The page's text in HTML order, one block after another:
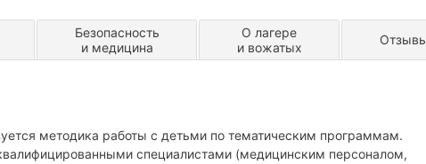
Безопасность
и медицина
О лагере
и вожатых
методика работы с детьми по тематическим программам.
специалистами (медицинским персоналом,